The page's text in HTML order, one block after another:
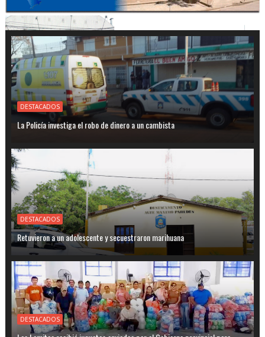
DESTACADOS
La Policía investiga el robo de dinero a un cambista
DESTACADOS
Retuvieron a un adolescente y secuestraron marihuana
DESTACADOS